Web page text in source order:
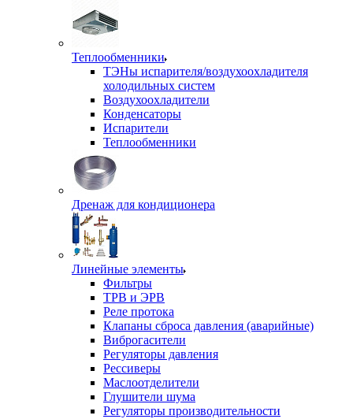
Теплообменники
ТЭНы испарителя/воздухоохладителя
холодильных систем
Воздухоохладители
Конденсаторы
Испарители
Теплообменники
Дренаж для кондиционера
Линейные элементы
Фильтры
ТРВ и ЭРВ
Реле протока
Клапаны сброса давления (аварийные)
Виброгасители
Регуляторы давления
Рессиверы
Маслоотделители
Глушители шума
Регуляторы производительности